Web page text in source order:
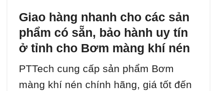
Giao hàng nhanh cho các sản
phẩm có sẵn, bảo hành uy tín
ở tỉnh cho Bơm màng khí nén
PTTech cung cấp sản phẩm Bơm
màng khí nén chính hãng, giá tốt đến